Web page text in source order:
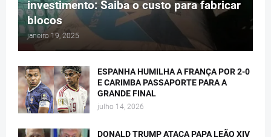
investimento: Saiba o custo para fabricar
blocos
janeiro 19, 2025
ESPANHA HUMILHA A FRANÇA POR 2-0
E CARIMBA PASSAPORTE PARA A
GRANDE FINAL
julho 14, 2026
DONALD TRUMP ATACA PAPA LEÃO XIV